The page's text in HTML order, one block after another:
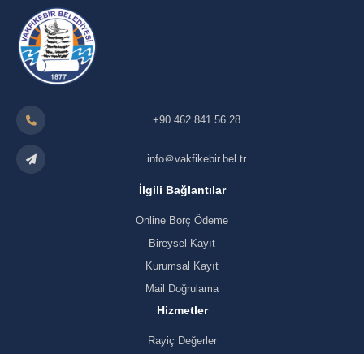
+90 462 841 56 28
info＠vakfikebir.bel.tr
İlgili Bağlantılar
Online Borç Ödeme
Bireysel Kayıt
Kurumsal Kayıt
Mail Doğrulama
Hizmetler
Rayiç Değerler